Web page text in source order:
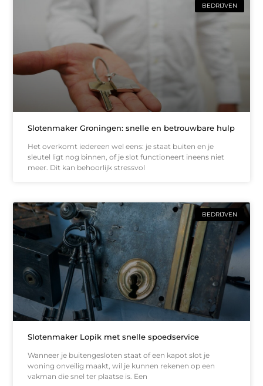
BEDRIJVEN
Slotenmaker Groningen: snelle en betrouwbare hulp
Het overkomt iedereen wel eens: je staat buiten en je
sleutel ligt nog binnen, of je slot functioneert ineens niet
meer. Dit kan behoorlijk stressvol
BEDRIJVEN
Slotenmaker Lopik met snelle spoedservice
Wanneer je buitengesloten staat of een kapot slot je
woning onveilig maakt, wil je kunnen rekenen op een
vakman die snel ter plaatse is. Een